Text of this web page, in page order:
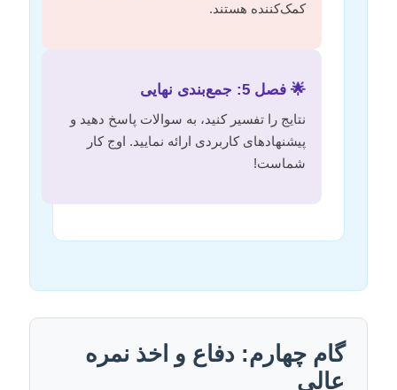
کمک‌کننده هستند.
🌟 فصل 5: جمع‌بندی نهایی
نتایج را تفسیر کنید، به سوالات پاسخ دهید و
پیشنهادهای کاربردی ارائه نمایید. اوج کار
شماست!
گام چهارم: دفاع و اخذ نمره
عالی